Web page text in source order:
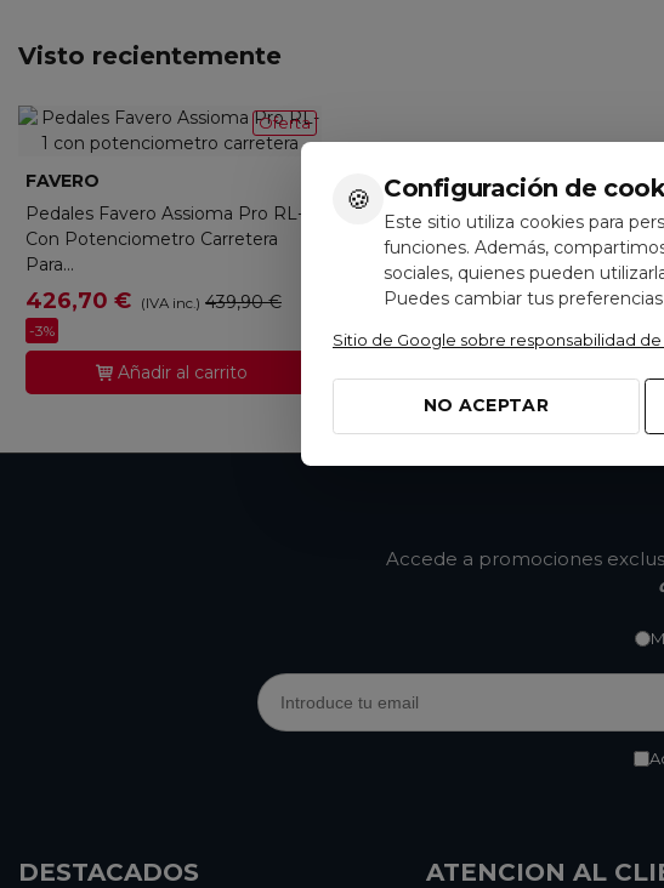
🍪 Configuración de
Este sitio utiliza cookies para
funciones. Además,
sociales, quienes pueden
Puedes cambiar tus
Sitio de Google sobre responsabilidad
NO ACEPTAR
Visto recientemente
Oferta
FAVERO
Pedales Favero Assioma Pro RL-1
Con Potenciometro Carretera
Para...
426,70 € (IVA inc.) 439,90 €
-3%
Añadir al carrito
Accede a promociones
DESTACADOS ATENCION AL